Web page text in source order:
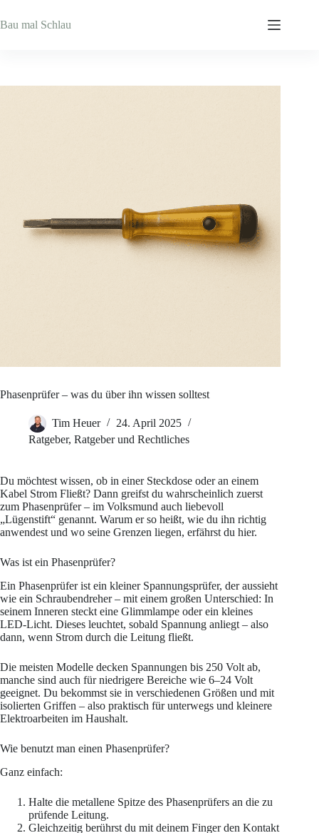
Inhalt
springen
Bau mal Schlau
Phasenprüfer – was du über ihn wissen solltest
Tim Heuer
24. April 2025
Ratgeber, Ratgeber und Rechtliches
Du möchtest wissen, ob in einer Steckdose oder an einem
Kabel Strom Fließt? Dann greifst du wahrscheinlich zuerst
zum Phasenprüfer – im Volksmund auch liebevoll
„Lügenstift“ genannt. Warum er so heißt, wie du ihn richtig
anwendest und wo seine Grenzen liegen, erfährst du hier.
Was ist ein Phasenprüfer?
Ein Phasenprüfer ist ein kleiner Spannungsprüfer, der aussieht
wie ein Schraubendreher – mit einem großen Unterschied: In
seinem Inneren steckt eine Glimmlampe oder ein kleines
LED-Licht. Dieses leuchtet, sobald Spannung anliegt – also
dann, wenn Strom durch die Leitung fließt.
Die meisten Modelle decken Spannungen bis 250 Volt ab,
manche sind auch für niedrigere Bereiche wie 6–24 Volt
geeignet. Du bekommst sie in verschiedenen Größen und mit
isolierten Griffen – also praktisch für unterwegs und kleinere
Elektroarbeiten im Haushalt.
Wie benutzt man einen Phasenprüfer?
Ganz einfach:
Halte die metallene Spitze des Phasenprüfers an die zu
prüfende Leitung.
Gleichzeitig berührst du mit deinem Finger den Kontakt